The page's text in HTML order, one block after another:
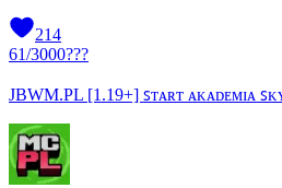
214
61/3000???
JBWM.PL [1.19+] ꜱᴛᴀʀᴛ ᴀᴋᴀᴅᴇᴍɪᴀ